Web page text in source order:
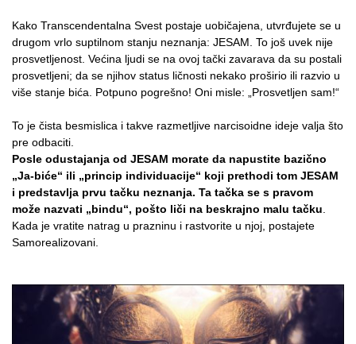
Kako Transcendentalna Svest postaje uobičajena, utvrđujete se u
drugom vrlo suptilnom stanju neznanja: JESAM. To još uvek nije
prosvetljenost. Većina ljudi se na ovoj tački zavarava da su postali
prosvetljeni; da se njihov status ličnosti nekako proširio ili razvio u
više stanje bića. Potpuno pogrešno! Oni misle: „Prosvetljen sam!“
To je čista besmislica i takve razmetljive narcisoidne ideje valja što
pre odbaciti.
Posle odustajanja od JESAM morate da napustite bazično
„Ja-biće“ ili „princip individuacije“ koji prethodi tom JESAM
i predstavlja prvu tačku neznanja. Ta tačka se s pravom
može nazvati „bindu“, pošto liči na beskrajno malu tačku
Kada je vratite natrag u prazninu i rastvorite u njoj, postajete
Samorealizovani.